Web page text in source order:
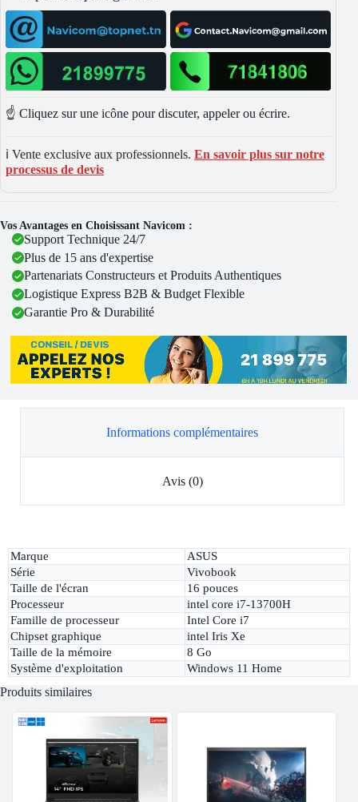
☝️ Cliquez sur une icône pour discuter, appeler ou écrire.
ℹ️ Vente exclusive aux professionnels. En savoir plus sur notre
processus de devis
Vos Avantages en Choisissant Navicom :
Support Technique 24/7
Plus de 15 ans d'expertise
Partenariats Constructeurs et Produits Authentiques
Logistique Express B2B & Budget Flexible
Garantie Pro & Durabilité
Informations complémentaires
Avis (0)
Marque
ASUS
Série
Vivobook
Taille de l'écran
16 pouces
Processeur
intel core i7-13700H
Famille de processeur
Intel Core i7
Chipset graphique
intel Iris Xe
Taille de la mémoire
8 Go
Système d'exploitation
Windows 11 Home
Produits similaires